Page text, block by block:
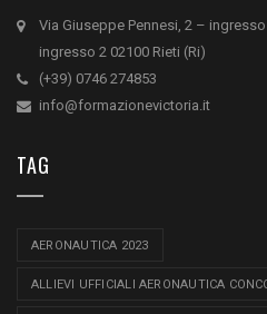
Via Giuseppe Pennesi, 2 –
ingresso 2 02100 Rieti (Ri)
(+39) 0746 274853
info@formazionevictoria.it
TAG
AERONAUTICA 2023
ALLIEVI UFFICIALI AERONAUTICA